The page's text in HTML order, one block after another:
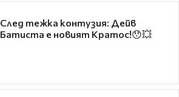
След тежка контузия: Дейв
Батиста е новият Кратос!😯💥